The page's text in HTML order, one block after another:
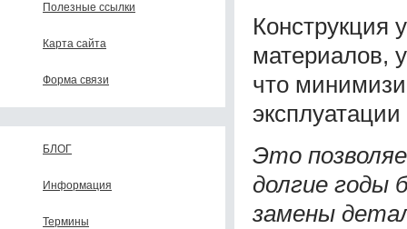
Полезные ссылки
Карта сайта
Форма связи
БЛОГ
Информация
Термины
Конструкция
материалов,
что
Это
долгие годы
замены